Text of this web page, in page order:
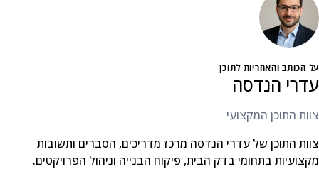
על הכותב והאחריות לתוכן
עדרי הנדסה
צוות התוכן המקצועי
צוות התוכן של עדרי הנדסה מרכז מדריכים, הסברים ותשובות
מקצועיות בתחומי בדק הבית, פיקוח הבנייה וניהול הפרויקטים.